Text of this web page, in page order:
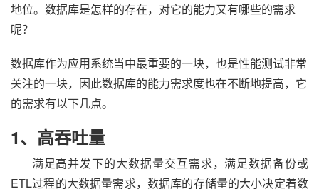
地位。数据库是怎样的存在，对它的能力又有哪些的需求
呢？
数据库作为应用系统当中最重要的一块，也是性能测试非常
关注的一块，因此数据库的能力需求度也在不断地提高，它
的需求有以下几点。
1、高吞吐量
满足高并发下的大数据量交互需求，满足数据备份或
ETL过程的大数据量需求，数据库的存储量的大小决定着数